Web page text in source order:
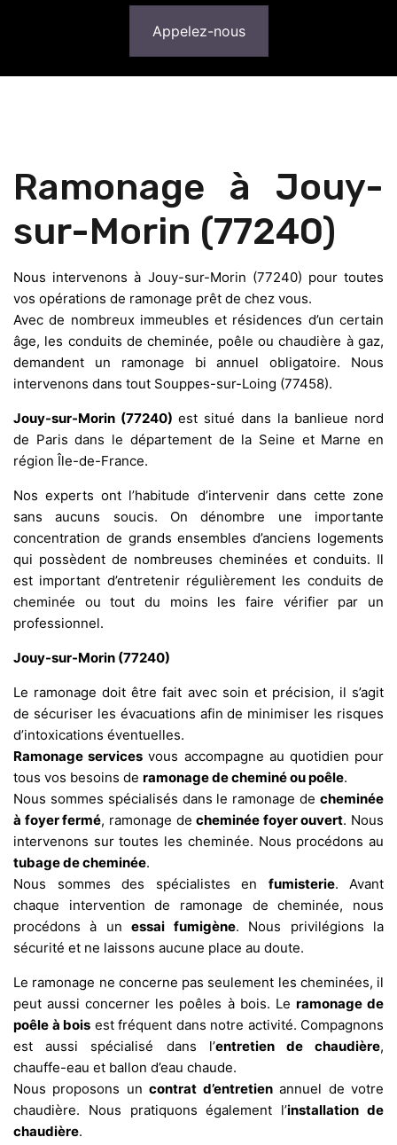
Appelez-nous
Ramonage à Jouy-
sur-Morin (77240)
Nous intervenons à Jouy-sur-Morin (77240) pour toutes
vos opérations de ramonage prêt de chez vous.
Avec de nombreux immeubles et résidences d’un certain
âge, les conduits de cheminée, poêle ou chaudière à gaz,
demandent un ramonage bi annuel obligatoire. Nous
intervenons dans tout Souppes-sur-Loing (77458).
Jouy-sur-Morin (77240) est situé dans la banlieue nord
de Paris dans le département de la Seine et Marne en
région Île-de-France.
Nos experts ont l’habitude d’intervenir dans cette zone
sans aucuns soucis. On dénombre une importante
concentration de grands ensembles d’anciens logements
qui possèdent de nombreuses cheminées et conduits. Il
est important d’entretenir régulièrement les conduits de
cheminée ou tout du moins les faire vérifier par un
professionnel.
Jouy-sur-Morin (77240)
Le ramonage doit être fait avec soin et précision, il s’agit
de sécuriser les évacuations afin de minimiser les risques
d’intoxications éventuelles.
Ramonage services vous accompagne au quotidien pour
tous vos besoins de ramonage de cheminé ou poêle.
Nous sommes spécialisés dans le ramonage de cheminée
à foyer fermé, ramonage decheminée foyer ouvert. Nous
intervenons sur toutes les cheminée. Nous procédons au
tubage de cheminée.
Nous sommes des spécialistes en fumisterie. Avant
chaque intervention de ramonage de cheminée, nous
procédons à unessai fumigène. Nous privilégions la
sécurité et ne laissons aucune place au doute.
Le ramonage ne concerne pas seulement les cheminées, il
peut aussi concerner les poêles à bois. Le ramonage de
poêle à bois est fréquent dans notre activité. Compagnons
est aussi spécialisé dans l’entretien de chaudière,
chauffe-eau et ballon d’eau chaude.
Nous proposons uncontrat d’entretienannuel de votre
chaudière. Nous pratiquons également l’installation de
chaudière.